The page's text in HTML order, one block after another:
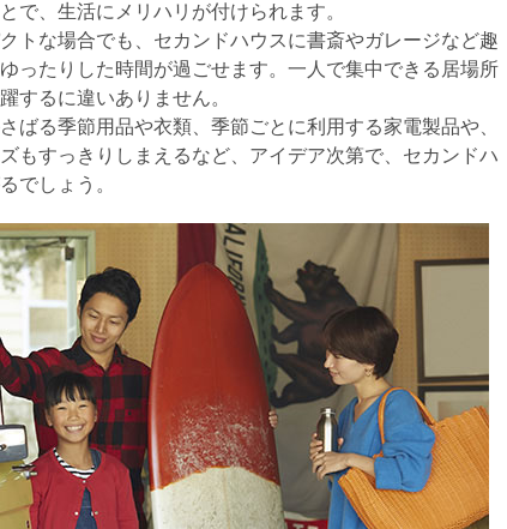
で、生活にメリハリが付けられます。
トな場合でも、セカンドハウスに書斎やガレージなど趣
ったりした時間が過ごせます。一人で集中できる居場所
するに違いありません。
ばる季節用品や衣類、季節ごとに利用する家電製品や、
もすっきりしまえるなど、アイデア次第で、セカンドハ
でしょう。